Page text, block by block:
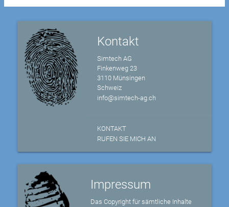
Kontakt
Simtech AG
Finkenweg 23
3110 Münsingen
Schweiz
info@simtech-ag.ch
KONTAKT
RUFEN SIE MICH AN
Impressum
Das Copyright für sämtliche Inhalte